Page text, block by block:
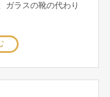
ガラスの靴の代わり